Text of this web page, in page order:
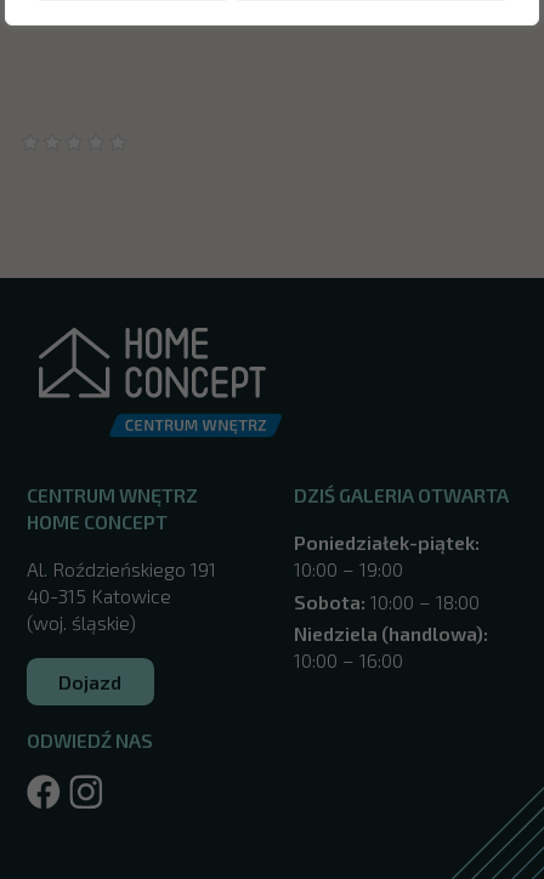
CENTRUM WNĘTRZ
HOME CONCEPT
Al. Roździeńskiego 191
40-315 Katowice
(woj. śląskie)
Dojazd
ODWIEDŹ NAS
DZIŚ GALERIA OTWARTA
Poniedziałek-piątek:
10:00 – 19:00
Sobota: 10:00 – 18:00
Niedziela (handlowa):
10:00 – 16:00